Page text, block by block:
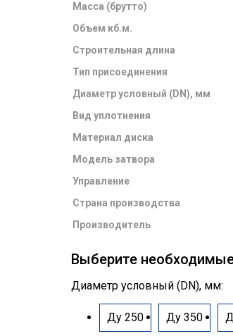
Масса (брутто)
Объем кб.м.
Строительная длина
Тип присоединения
Диаметр условный (DN), мм
Вид уплотнения
Материал диска
Модель затвора
Управление
Страна производства
Производитель
Выберите
Диаметр условный (DN), мм:
Ду 250 Ду 350